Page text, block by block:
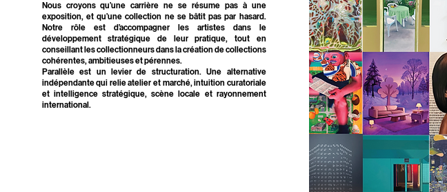
Nous croyons qu’une carrière ne se résume pas à une
exposition, et qu’une collection ne se bâtit pas par hasard.
Notre rôle est d’accompagner les artistes dans le
développement stratégique de leur pratique, tout en
conseillant les collectionneurs dans la création de collections
cohérentes, ambitieuses et pérennes.
Parallèle est un levier de structuration. Une alternative
indépendante qui relie atelier et marché, intuition curatoriale
et intelligence stratégique, scène locale et rayonnement
international.